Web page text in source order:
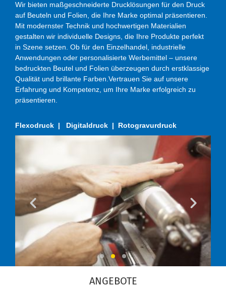
Wir bieten maßgeschneiderte Drucklösungen für den Druck
auf Beuteln und Folien, die Ihre Marke optimal präsentieren.
Mit modernster Technik und hochwertigen Materialien
gestalten wir individuelle Designs, die Ihre Produkte perfekt
in Szene setzen. Ob für den Einzelhandel, industrielle
Anwendungen oder personalisierte Werbemittel – unsere
bedruckten Beutel und Folien überzeugen durch erstklassige
Qualität und brillante Farben.Vertrauen Sie auf unsere
Erfahrung und Kompetenz, um Ihre Marke erfolgreich zu
präsentieren.
Flexodruck | Digitaldruck | Rotogravurdruck
Previous
ANGEBOTE